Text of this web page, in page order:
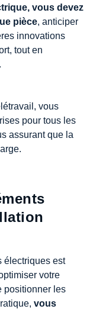
vous devez
pièce, anticiper
innovations
tout en
vous
pour tous les
assurant que la
électriques est
votre
positionner les
vous